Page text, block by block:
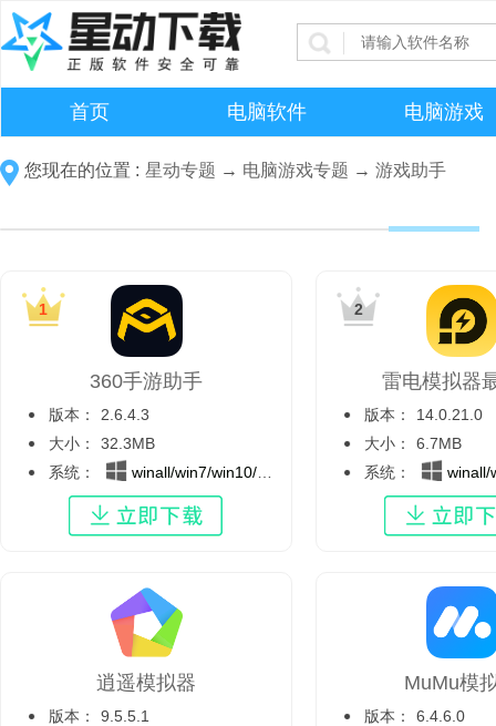
首页 电脑软件 电脑游戏
您现在的位置 : 星动专题 → 电脑游戏专题 → 游戏助手
360手游助手
版本：
2.6.4.3
大小：
32.3MB
系统：
winall/win7/win10/win11
雷电模拟器
版本：
14.0.21.0
大小：
6.7MB
系统：
winall/
逍遥模拟器
版本：
9.5.5.1
MuMu模
版本：
6.4.6.0